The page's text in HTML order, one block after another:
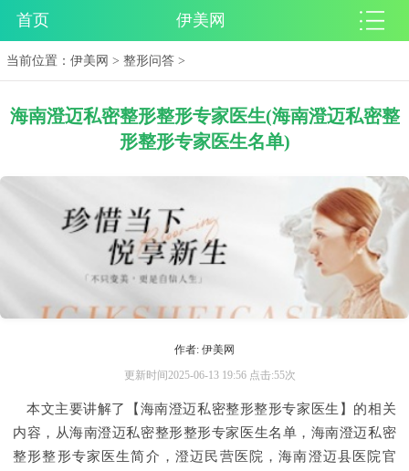
首页 伊美网
当前位置：伊美网 >整形问答 >
海南澄迈私密整形整形专家医生(海南澄迈私密整
形整形专家医生名单)
作者: 伊美网
更新时间2025-06-13 19:56 点击:55次
本文主要讲解了【海南澄迈私密整形整形专家医生】的相关
内容，从海南澄迈私密整形整形专家医生名单，海南澄迈私密
整形整形专家医生简介，澄迈民营医院，海南澄迈县医院官